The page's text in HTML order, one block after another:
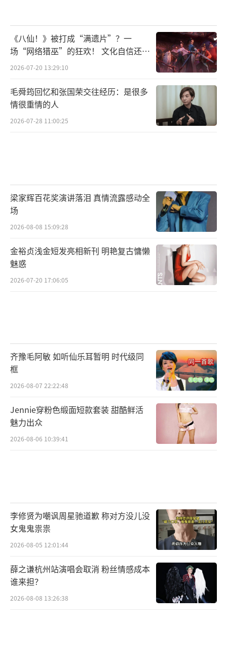
《八仙！》被打成“满遗片”？一
场“网络猎巫”的狂欢！ 文化自信还是
焦虑？
2026-07-20 13:29:10
毛舜筠回忆和张国荣交往经历：是很多
情很重情的人
2026-07-28 11:00:25
梁家辉百花奖演讲落泪 真情流露感动全
场
2026-08-08 15:09:28
金裕贞浅金短发亮相新刊 明艳复古慵懒
魅惑
2026-07-20 17:06:05
齐豫毛阿敏 如听仙乐耳暂明 时代级同
框
2026-08-07 22:22:48
Jennie穿粉色缎面短款套装 甜酷鲜活
魅力出众
2026-08-06 10:39:41
李修贤为嘲讽周星驰道歉 称对方没儿没
女鬼鬼祟祟
2026-08-05 12:01:44
薛之谦杭州站演唱会取消 粉丝情感成本
谁来担？
2026-08-08 13:26:38